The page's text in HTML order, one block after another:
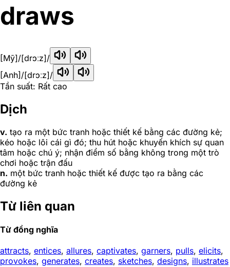
draws
[Mỹ]/[drɔːz]/
[Anh] /[drɔːz]/
Tần suất: Rất cao
Dịch
v. tạo ra một bức tranh hoặc thiết kế bằng các đường kẻ;
kéo hoặc lôi cái gì đó; thu hút hoặc khuyến khích sự quan
tâm hoặc chú ý; nhận điểm số bằng không trong một trò
chơi hoặc trận đấu
n. một bức tranh hoặc thiết kế được tạo ra bằng các
đường kẻ
Từ liên quan
Từ đồng nghĩa
attracts, entices, allures, captivates, garners, pulls, elicits,
provokes, generates, creates, sketches, designs, illustrates